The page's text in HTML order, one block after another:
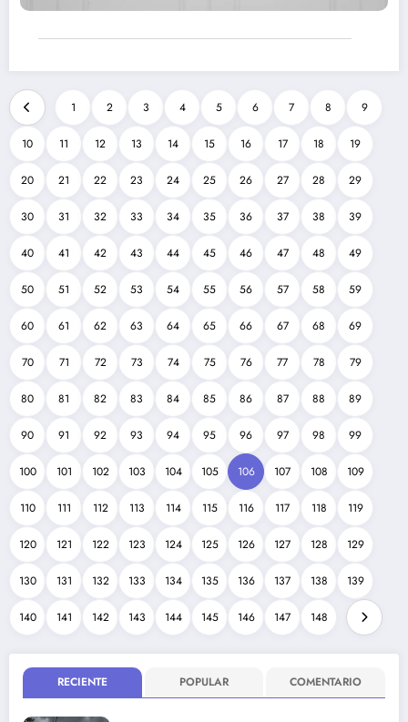
1 2 3 4 5 6 7 8 9
10 11 12 13 14 15 16 17 18 19
20 21 22 23 24 25 26 27 28 29
30 31 32 33 34 35 36 37 38 39
40 41 42 43 44 45 46 47 48 49
50 51 52 53 54 55 56 57 58 59
60 61 62 63 64 65 66 67 68 69
70 71 72 73 74 75 76 77 78 79
80 81 82 83 84 85 86 87 88 89
90 91 92 93 94 95 96 97 98 99
100 101 102 103 104 105 106 107 108 109
110 111 112 113 114 115 116 117 118 119
120 121 122 123 124 125 126 127 128 129
130 131 132 133 134 135 136 137 138 139
140 141 142 143 144 145 146 147 148
RECIENTE POPULAR COMENTARIO